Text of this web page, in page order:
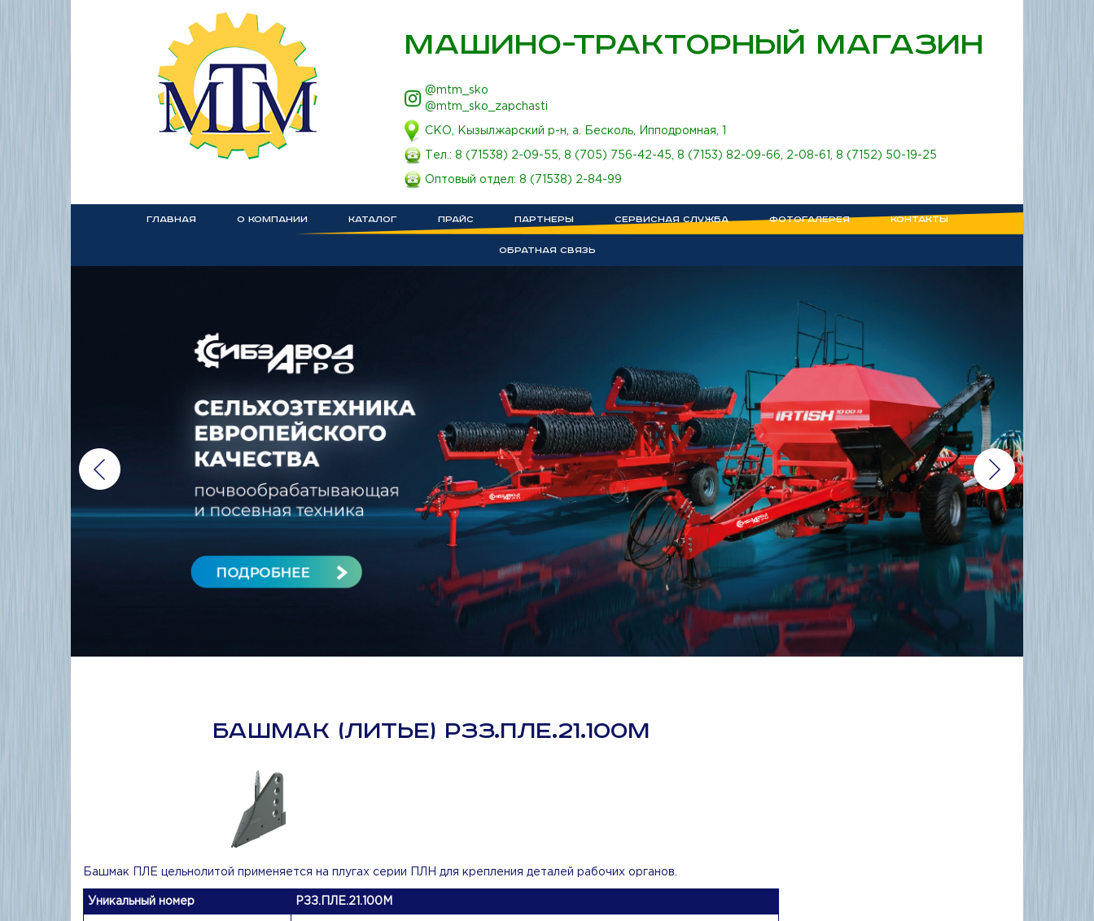
МАШИНО-ТРАКТОРНЫЙ МАГАЗИН
@mtm_sko
@mtm_sko_zapchasti
СКО, Кызылжарский р-н, а. Бесколь, Ипподромная, 1
Тел.: 8 (71538) 2-09-55 8 (705) 756-42-45 8 (7153) 82-09-66 2-08-61 8 (7152) 50-19-25
Оптовый отдел: 8 (71538) 2-84-99
ГЛАВНАЯ О КОМПАНИИ КАТАЛОГ ПРАЙС ПАРТНЕРЫ СЕРВИСНАЯ СЛУЖБА ФОТОГАЛЕРЕЯ КОНТАКТЫ
ОБРАТНАЯ СВЯЗЬ
БАШМАК (ЛИТЬЕ) РЗЗ.ПЛЕ.21.100М
Башмак ПЛЕ цельнолитой применяется на плугах серии ПЛН для крепления деталей рабочих органов.
Уникальный номер РЗЗ.ПЛЕ.21.100М